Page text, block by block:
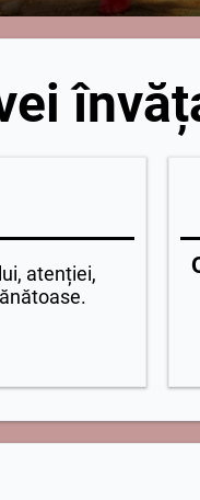
atenției,